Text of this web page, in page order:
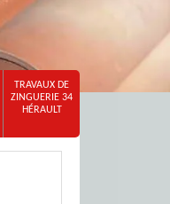
TRAVAUX DE
ZINGUERIE 34
HÉRAULT